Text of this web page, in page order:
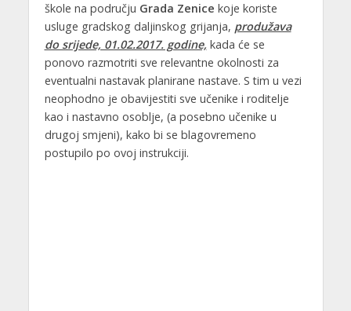
škole na području Grada Zenice koje koriste
usluge gradskog daljinskog grijanja, produžava
do srijede, 01.02.2017. godine, kada će se
ponovo razmotriti sve relevantne okolnosti za
eventualni nastavak planirane nastave. S tim u vezi
neophodno je obavijestiti sve učenike i roditelje
kao i nastavno osoblje, (a posebno učenike u
drugoj smjeni), kako bi se blagovremeno
postupilo po ovoj instrukciji.